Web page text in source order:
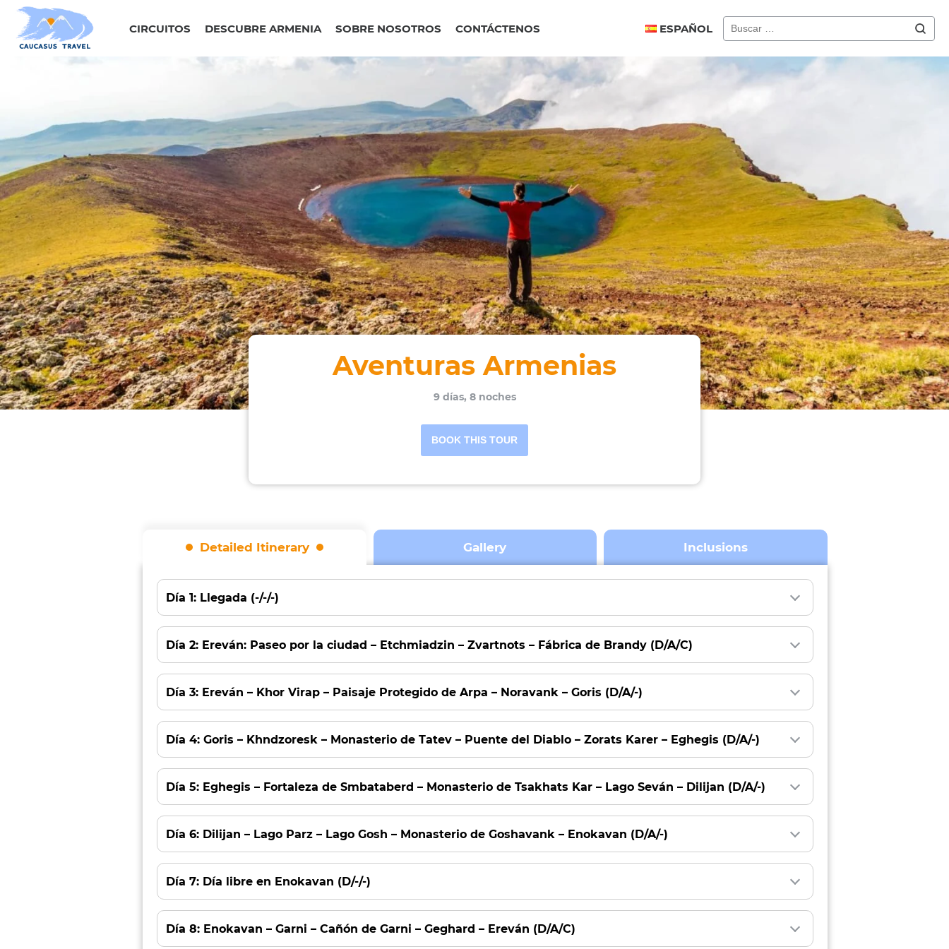
content
CIRCUITOS DESCUBRE ARMENIA SOBRE NOSOTROS CONTÁCTENOS ESPAÑOL
Aventuras Armenias
9 días, 8 noches
BOOK THIS TOUR
Detailed Itinerary Gallery Inclusions
Día 1: Llegada (-/-/-)
Día 2: Ereván: Paseo por la ciudad – Etchmiadzin – Zvartnots – Fábrica de Brandy (D/A/C)
Día 3: Ereván – Khor Virap – Paisaje Protegido de Arpa – Noravank – Goris (D/A/-)
Día 4: Goris – Khndzoresk – Monasterio de Tatev – Puente del Diablo – Zorats Karer – Eghegis (D/A/-)
Día 5: Eghegis – Fortaleza de Smbataberd – Monasterio de Tsakhats Kar – Lago Seván – Dilijan (D/A/-)
Día 6: Dilijan – Lago Parz – Lago Gosh – Monasterio de Goshavank – Enokavan (D/A/-)
Día 7: Día libre en Enokavan (D/-/-)
Día 8: Enokavan – Garni – Cañón de Garni – Geghard – Ereván (D/A/C)
Sujeto
Su Mensaje